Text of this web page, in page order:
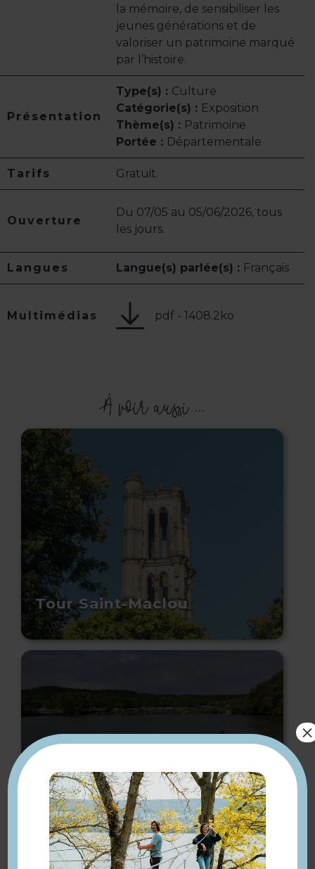
la mémoire, de sensibiliser les
jeunes générations et de
valoriser un patrimoine marqué
par l’histoire.
Présentation
Type(s) : Culture
Catégorie(s) : Exposition
Thème(s) : Patrimoine
Portée : Départementale
Tarifs Gratuit.
Ouverture
Du 07/05 au 05/06/2026, tous
les jours.
Langues Langue(s) parlée(s) : Français
Multimédias pdf - 1408.2ko
À voir aussi ...
Tour Saint-Maclou
Aviron A S Mantaise
×